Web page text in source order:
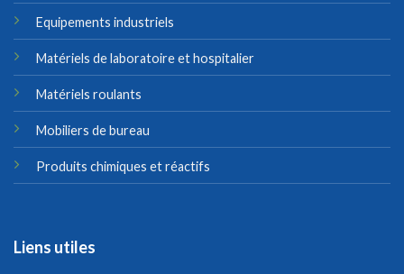
Equipements industriels
Matériels de laboratoire et hospitalier
Matériels roulants
Mobiliers de bureau
Produits chimiques et réactifs
Liens utiles